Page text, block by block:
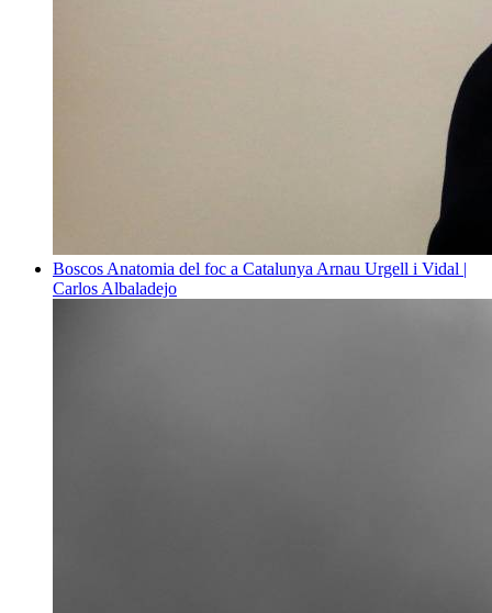
Boscos Anatomia del foc a Catalunya Arnau Urgell i Vidal |
Carlos Albaladejo